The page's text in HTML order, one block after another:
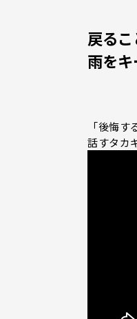
戻る
雨を
「後悔
話すタカ